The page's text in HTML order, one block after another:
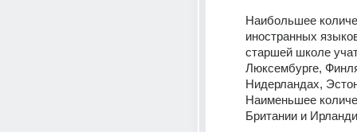
Наибольшее
иностранных
старшей школе
Люксембурге,
Нидерландах,
Наименьшее
Британии и